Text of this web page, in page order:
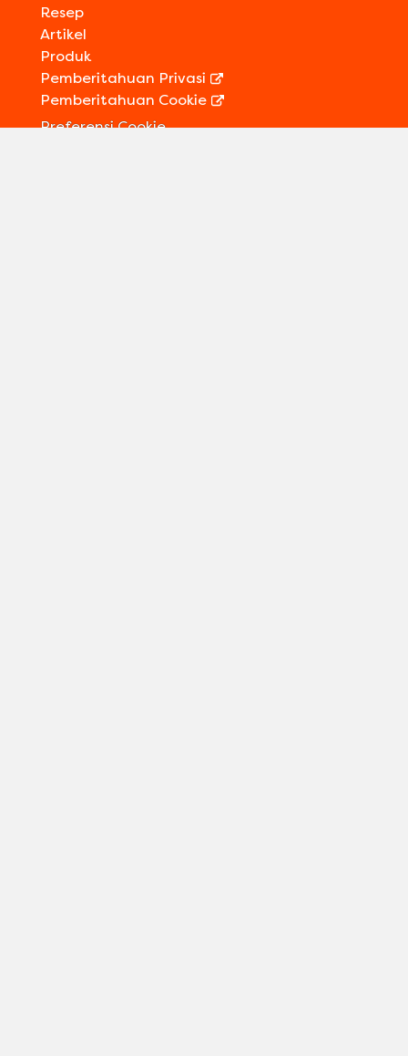
Resep
Artikel
Produk
Pemberitahuan Privasi
Pemberitahuan Cookie
Preferensi Cookie